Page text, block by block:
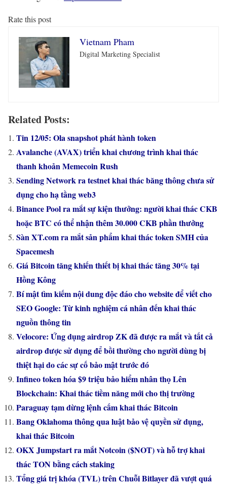
Rate this post
Vietnam Pham
Digital Marketing Specialist
Related Posts:
Tin 12/05: Ola snapshot phát hành token
Avalanche (AVAX) triển khai chương trình khai thác
thanh khoản Memecoin Rush
Sending Network ra testnet khai thác băng thông chưa sử
dụng cho hạ tầng web3
Binance Pool ra mắt sự kiện thưởng: người khai thác CKB
hoặc BTC có thể nhận thêm 30.000 CKB phần thưởng
Sàn XT.com ra mắt sản phẩm khai thác token SMH của
Spacemesh
Giá Bitcoin tăng khiến thiết bị khai thác tăng 30% tại
Hồng Kông
Bí mật tìm kiếm nội dung độc đáo cho website để viết cho
SEO Google: Từ kinh nghiệm cá nhân đến khai thác
nguồn thông tin
Velocore: Ứng dụng airdrop ZK đã được ra mắt và tất cả
airdrop được sử dụng để bồi thường cho người dùng bị
thiệt hại do các sự cố bảo mật trước đó
Infineo token hóa $9 triệu bảo hiểm nhân thọ Lên
Blockchain: Khai thác tiềm năng mới cho thị trường
Paraguay tạm dừng lệnh cấm khai thác Bitcoin
Bang Oklahoma thông qua luật bảo vệ quyền sử dụng,
khai thác Bitcoin
OKX Jumpstart ra mắt Notcoin ($NOT) và hỗ trợ khai
thác TON bằng cách staking
Tổng giá trị khóa (TVL) trên Chuỗi Bitlayer đã vượt quá